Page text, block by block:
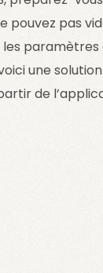
pouvez pas
les
une
de